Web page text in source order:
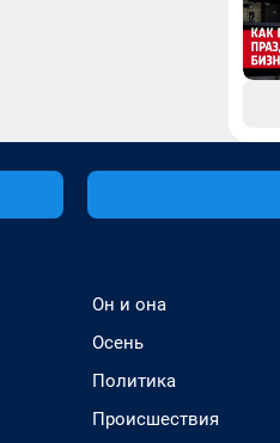
Он и она
Осень
Политика
Происшествия